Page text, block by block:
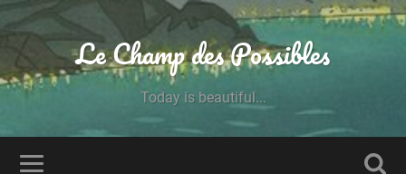
Le Champ des Possibles
Today is beautiful...